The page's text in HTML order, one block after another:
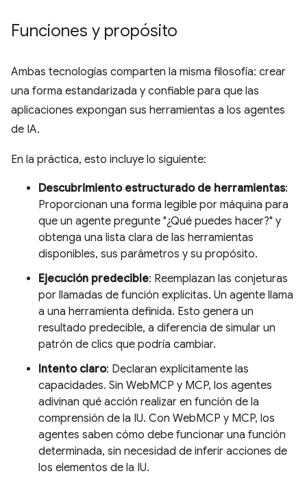
Funciones y propósito
Ambas tecnologías comparten la misma filosofía: crear
una forma estandarizada y confiable para que las
aplicaciones expongan sus herramientas a los agentes
de IA.
En la práctica, esto incluye lo siguiente:
Descubrimiento estructurado de herramientas:
Proporcionan una forma legible por máquina para
que un agente pregunte "¿Qué puedes hacer?" y
obtenga una lista clara de las herramientas
disponibles, sus parámetros y su propósito.
Ejecución predecible: Reemplazan las conjeturas
por llamadas de función explícitas. Un agente llama
a una herramienta definida. Esto genera un
resultado predecible, a diferencia de simular un
patrón de clics que podría cambiar.
Intento claro: Declaran explícitamente las
capacidades. Sin WebMCP y MCP, los agentes
adivinan qué acción realizar en función de la
comprensión de la IU. Con WebMCP y MCP, los
agentes saben cómo debe funcionar una función
determinada, sin necesidad de inferir acciones de
los elementos de la IU.